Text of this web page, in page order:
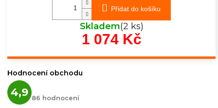
Přidat do košíku
Skladem(2 ks)
1 074 KčMěrná
Hodnocení obchodu
4,9 hodnocení
obchodu
86 hodnocení